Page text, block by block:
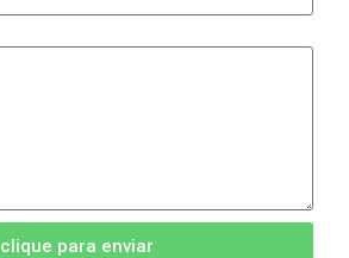
clique para enviar